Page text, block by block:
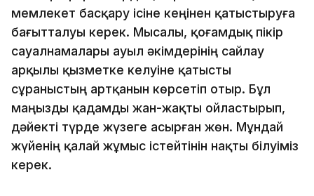
мемлекет басқару ісіне кеңінен қатыстыруға
бағытталуы керек. Мысалы, қоғамдық пікір
сауалнамалары ауыл әкімдерінің сайлау
арқылы қызметке келуіне қатысты
сұраныстың артқанын көрсетіп отыр. Бұл
маңызды қадамды жан-жақты ойластырып,
дәйекті түрде жүзеге асырған жөн. Мұндай
жүйенің қалай жұмыс істейтінін нақты білуіміз
керек.